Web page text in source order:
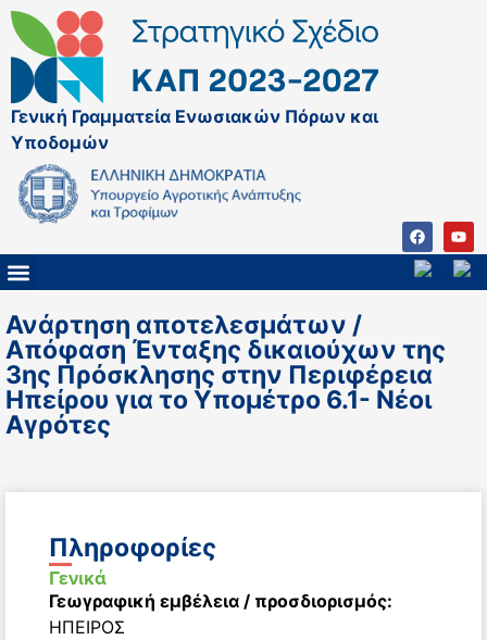
Γενική Γραμματεία Ενωσιακών Πόρων και
Υποδομών
Ανάρτηση αποτελεσμάτων /
Απόφαση Ένταξης δικαιούχων της
3ης Πρόσκλησης στην Περιφέρεια
Ηπείρου για το Υπομέτρο 6.1- Νέοι
Αγρότες
Πληροφορίες
Γενικά
Γεωγραφική εμβέλεια / προσδιορισμός:
ΗΠΕΙΡΟΣ